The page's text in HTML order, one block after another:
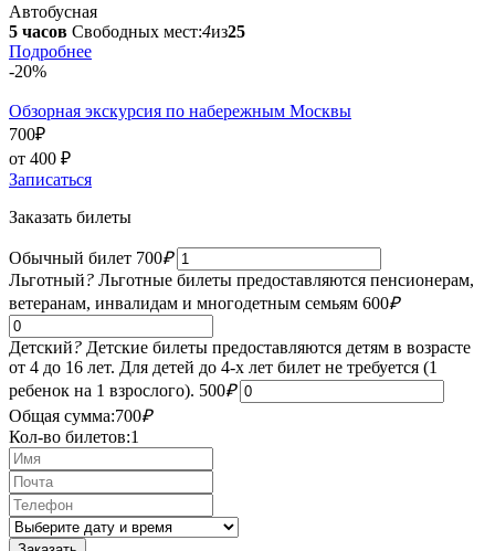
Автобусная
5 часов Свободных мест:4из25
Подробнее
-20%
Обзорная экскурсия по набережным Москвы
700₽
от 400 ₽
Записаться
Заказать билеты
Обычный билет 700₽
Льготный? Льготные билеты предоставляются пенсионерам,
ветеранам, инвалидам и многодетным семьям 600₽
Детский? Детские билеты предоставляются детям в возрасте
от 4 до 16 лет. Для детей до 4-х лет билет не требуется (1
ребенок на 1 взрослого). 500₽
Общая сумма:700₽
Кол-во билетов:1